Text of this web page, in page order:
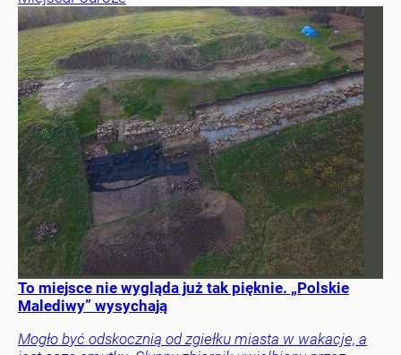
To miejsce nie wygląda już tak pięknie. „Polskie
Malediwy” wysychają
Mogło być odskocznią od zgiełku miasta w wakacje, a